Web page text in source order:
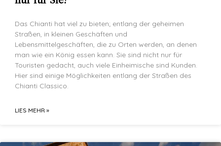
Das Chianti hat viel zu bieten; entlang der geheimen
Straßen, in kleinen Geschäften und
Lebensmittelgeschäften, die zu Orten werden, an denen
man wie ein König essen kann. Sie sind nicht nur für
Touristen gedacht, auch viele Einheimische sind Kunden.
Hier sind einige Möglichkeiten entlang der Straßen des
Chianti Classico.
LIES MEHR »